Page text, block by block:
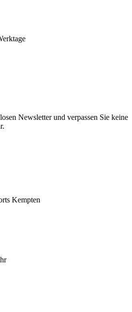
Newsletter und verpassen Sie keine
Kempten